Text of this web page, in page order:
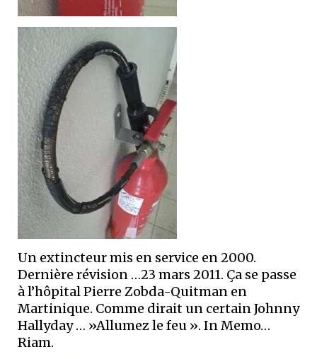
Un extincteur mis en service en 2000.
Dernière révision …23 mars 2011. Ça se passe
à l’hôpital Pierre Zobda-Quitman en
Martinique. Comme dirait un certain Johnny
Hallyday … »Allumez le feu ». In Memo…
Riam.